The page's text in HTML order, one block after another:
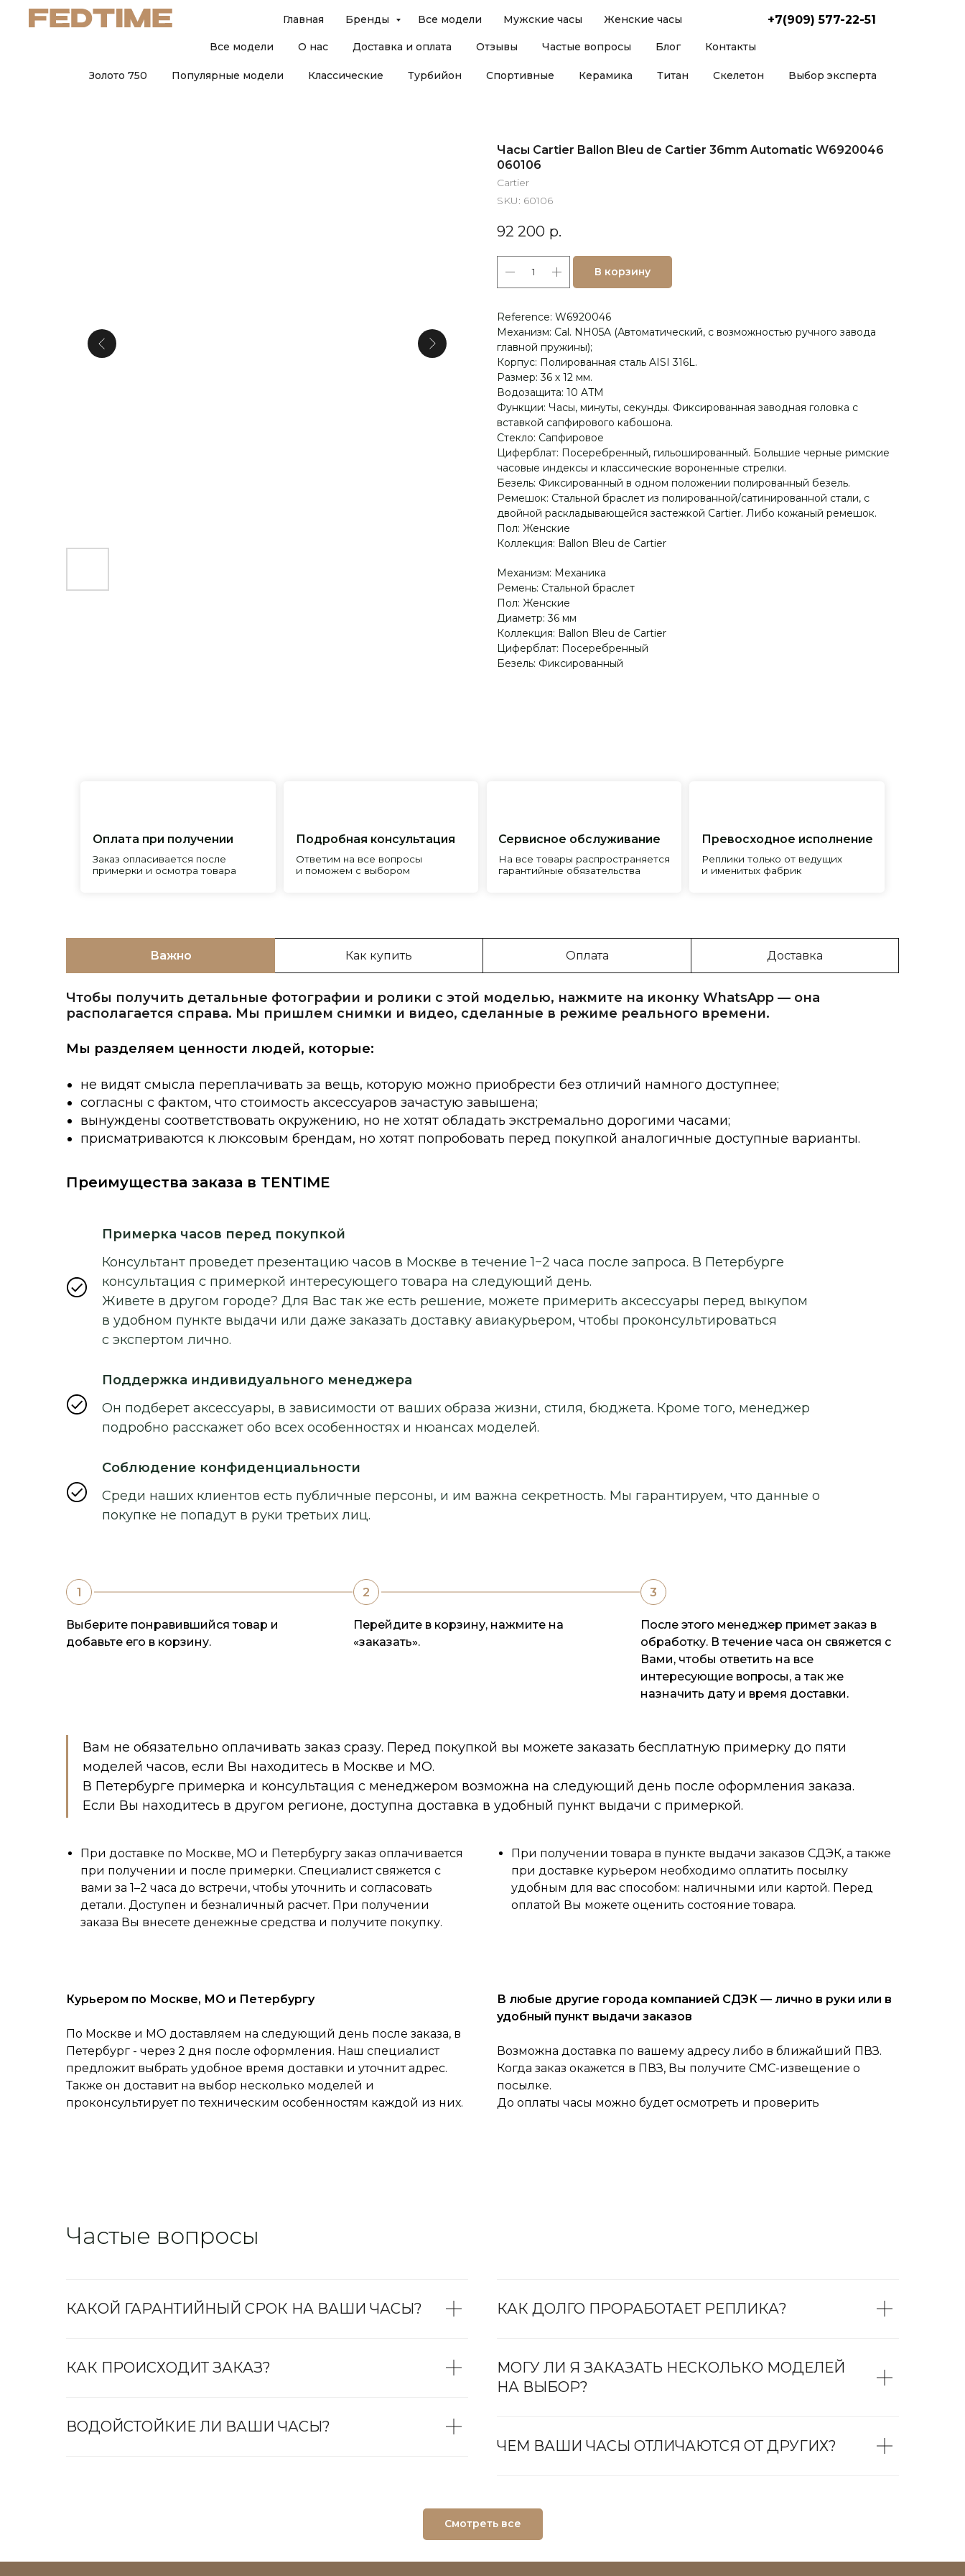
Все модели О нас Доставка и оплата Отзывы Частые вопросы Блог Контакты
Главная Бренды Все модели Мужские часы Женские часы +7(909) 577-22-51
Золото 750 Популярные модели Классические Турбийон Спортивные Керамика Титан Скелетон Выбор эксперта
Часы Cartier Ballon Bleu de Cartier 36mm Automatic W6920046
060106
Cartier
SKU: 60106
92 200 р.
В корзину
Reference: W6920046
Механизм: Cal. NH05A (Автоматический, с возможностью ручного завода
главной пружины);
Корпус: Полированная сталь AISI 316L.
Размер: 36 х 12 мм.
Водозащита: 10 ATM
Функции: Часы, минуты, секунды. Фиксированная заводная головка с
вставкой сапфирового кабошона.
Стекло: Сапфировое
Циферблат: Посеребренный, гильошированный. Большие черные римские
часовые индексы и классические вороненные стрелки.
Безель: Фиксированный в одном положении полированный безель.
Ремешок: Стальной браслет из полированной/сатинированной стали, с
двойной раскладывающейся застежкой Cartier. Либо кожаный ремешок.
Пол: Женские
Коллекция: Ballon Bleu de Cartier
Механизм: Механика
Ремень: Стальной браслет
Пол: Женские
Диаметр: 36 мм
Коллекция: Ballon Bleu de Cartier
Циферблат: Посеребренный
Безель: Фиксированный
Важно Как купить Оплата Доставка
Чтобы получить детальные фотографии и ролики с этой моделью, нажмите на иконку WhatsApp — она
располагается справа. Мы пришлем снимки и видео, сделанные в режиме реального времени.
Мы разделяем ценности людей, которые:
не видят смысла переплачивать за вещь, которую можно приобрести без отличий намного доступнее;
согласны с фактом, что стоимость аксессуаров зачастую завышена;
вынуждены соответствовать окружению, но не хотят обладать экстремально дорогими часами;
присматриваются к люксовым брендам, но хотят попробовать перед покупкой аналогичные доступные варианты.
Преимущества заказа в TENTIME
Примерка часов перед покупкой
Консультант проведет презентацию часов в Москве в течение 1−2 часа после запроса. В Петербурге
консультация с примеркой интересующего товара на следующий день.
Живете в другом городе? Для Вас так же есть решение, можете примерить аксессуары перед выкупом
в удобном пункте выдачи или даже заказать доставку авиакурьером, чтобы проконсультироваться
с экспертом лично.
Поддержка индивидуального менеджера
Он подберет аксессуары, в зависимости от ваших образа жизни, стиля, бюджета. Кроме того, менеджер
подробно расскажет обо всех особенностях и нюансах моделей.
Соблюдение конфиденциальности
Среди наших клиентов есть публичные персоны, и им важна секретность. Мы гарантируем, что данные о
покупке не попадут в руки третьих лиц.
Выберите понравившийся товар и
добавьте его в корзину.
Перейдите в корзину, нажмите на
«заказать».
После этого менеджер примет заказ в
обработку. В течение часа он свяжется с
Вами, чтобы ответить на все
интересующие вопросы, а так же
назначить дату и время доставки.
Вам не обязательно оплачивать заказ сразу. Перед покупкой вы можете заказать бесплатную примерку до пяти
моделей часов, если Вы находитесь в Москве и МО.
В Петербурге примерка и консультация с менеджером возможна на следующий день после оформления заказа.
Если Вы находитесь в другом регионе, доступна доставка в удобный пункт выдачи с примеркой.
При доставке по Москве, МО и Петербургу заказ оплачивается
при получении и после примерки. Специалист свяжется с
вами за 1–2 часа до встречи, чтобы уточнить и согласовать
детали. Доступен и безналичный расчет. При получении
заказа Вы внесете денежные средства и получите покупку.
При получении товара в пункте выдачи заказов СДЭК, а также
при доставке курьером необходимо оплатить посылку
удобным для вас способом: наличными или картой. Перед
оплатой Вы можете оценить состояние товара.
Курьером по Москве, МО и Петербургу
По Москве и МО доставляем на следующий день после заказа, в
Петербург - через 2 дня после оформления. Наш специалист
предложит выбрать удобное время доставки и уточнит адрес.
Также он доставит на выбор несколько моделей и
проконсультирует по техническим особенностям каждой из них.
В любые другие города компанией СДЭК — лично в руки или в
удобный пункт выдачи заказов
Возможна доставка по вашему адресу либо в ближайший ПВЗ.
Когда заказ окажется в ПВЗ, Вы получите СМС-извещение о
посылке.
До оплаты часы можно будет осмотреть и проверить
Частые вопросы
КАКОЙ ГАРАНТИЙНЫЙ СРОК НА ВАШИ ЧАСЫ?
КАК ПРОИСХОДИТ ЗАКАЗ?
ВОДОЙСТОЙКИЕ ЛИ ВАШИ ЧАСЫ?
КАК ДОЛГО ПРОРАБОТАЕТ РЕПЛИКА?
МОГУ ЛИ Я ЗАКАЗАТЬ НЕСКОЛЬКО МОДЕЛЕЙ
НА ВЫБОР?
ЧЕМ ВАШИ ЧАСЫ ОТЛИЧАЮТСЯ ОТ ДРУГИХ?
Смотреть все